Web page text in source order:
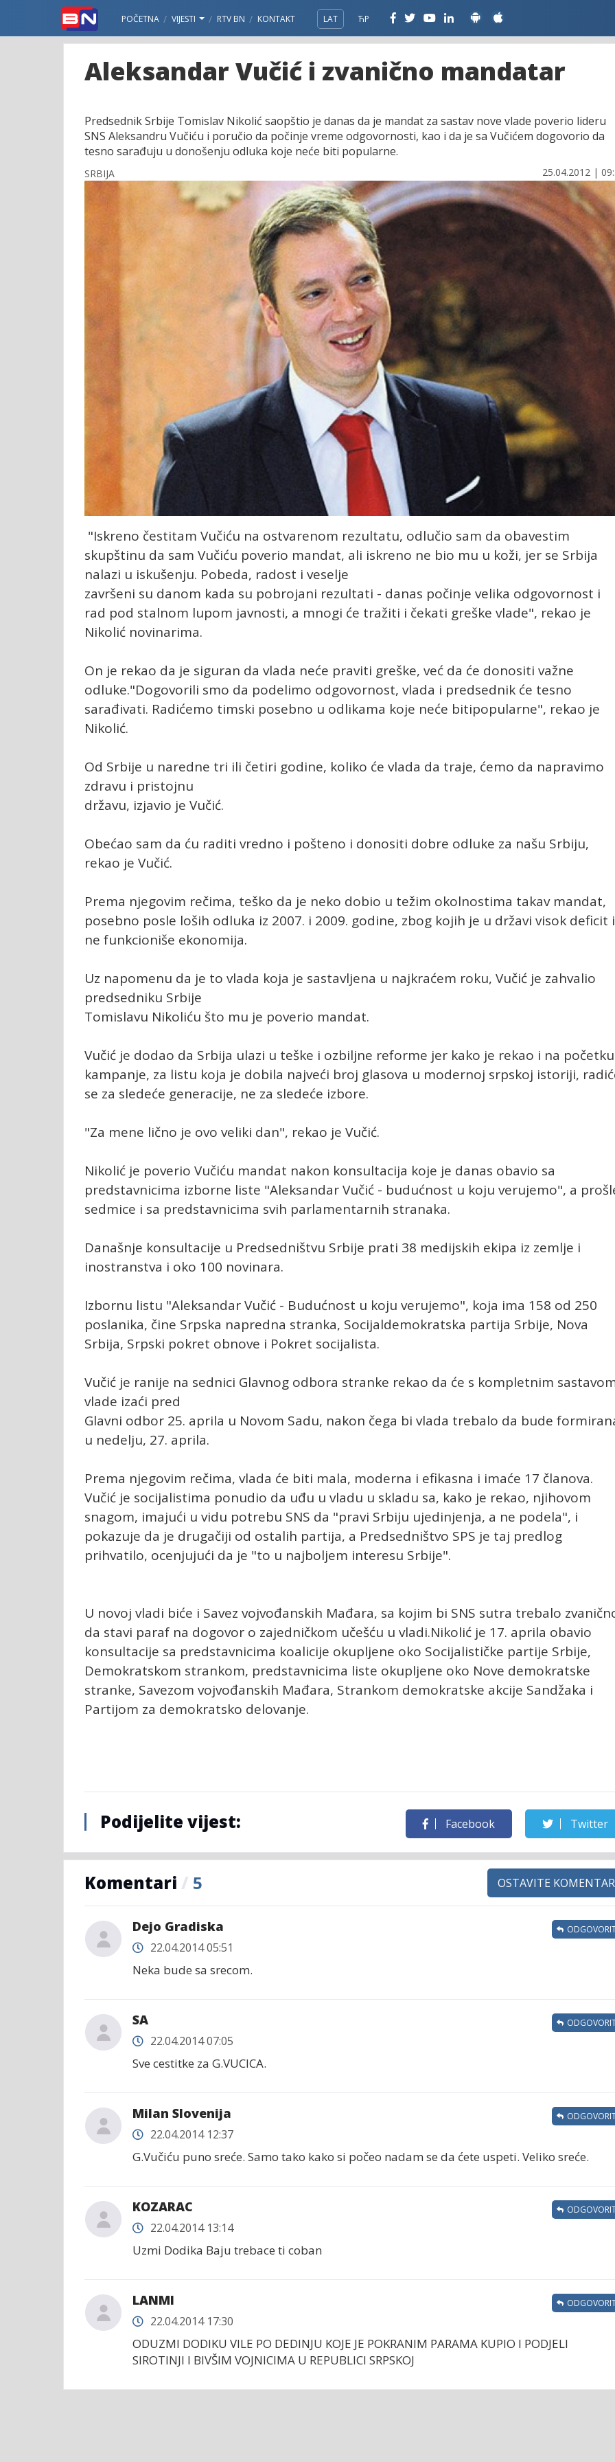
POČETNA VIJESTI RTV BN KONTAKT LAT ЋР
Aleksandar Vučić i zvanično mandatar
Predsednik Srbije Tomislav Nikolić saopštio je danas da je mandat za sastav nove vlade poverio lideru
SNS Aleksandru Vučiću i poručio da počinje vreme odgovornosti, kao i da je sa Vučićem dogovorio da
tesno sarađuju u donošenju odluka koje neće biti popularne.
SRBIJA 25.04.2012 |
"Iskreno čestitam Vučiću na ostvarenom rezultatu, odlučio sam da obavestim
skupštinu da sam Vučiću poverio mandat, ali iskreno ne bio mu u koži, jer se Srbija
nalazi u iskušenju. Pobeda, radost i veselje
završeni su danom kada su pobrojani rezultati - danas počinje velika odgovornost i
rad pod stalnom lupom javnosti, a mnogi će tražiti i čekati greške vlade", rekao je
Nikolić novinarima.
On je rekao da je siguran da vlada neće praviti greške, već da će donositi važne
odluke."Dogovorili smo da podelimo odgovornost, vlada i predsednik će tesno
sarađivati. Radićemo timski posebno u odlikama koje neće bitipopularne", rekao je
Nikolić.
Od Srbije u naredne tri ili četiri godine, koliko će vlada da traje, ćemo da napravimo
zdravu i pristojnu
državu, izjavio je Vučić.
Obećao sam da ću raditi vredno i pošteno i donositi dobre odluke za našu Srbiju,
rekao je Vučić.
Prema njegovim rečima, teško da je neko dobio u težim okolnostima takav mandat,
posebno posle loših odluka iz 2007. i 2009. godine, zbog kojih je u državi visok deficit i
ne funkcioniše ekonomija.
Uz napomenu da je to vlada koja je sastavljena u najkraćem roku, Vučić je zahvalio
predsedniku Srbije
Tomislavu Nikoliću što mu je poverio mandat.
Vučić je dodao da Srbija ulazi u teške i ozbiljne reforme jer kako je rekao i na početku
kampanje, za listu koja je dobila najveći broj glasova u modernoj srpskoj istoriji,
se za sledeće generacije, ne za sledeće izbore.
"Za mene lično je ovo veliki dan", rekao je Vučić.
Nikolić je poverio Vučiću mandat nakon konsultacija koje je danas obavio sa
predstavnicima izborne liste "Aleksandar Vučić - budućnost u koju verujemo", a
sedmice i sa predstavnicima svih parlamentarnih stranaka.
Današnje konsultacije u Predsedništvu Srbije prati 38 medijskih ekipa iz zemlje i
inostranstva i oko 100 novinara.
Izbornu listu "Aleksandar Vučić - Budućnost u koju verujemo", koja ima 158 od 250
poslanika, čine Srpska napredna stranka, Socijaldemokratska partija Srbije, Nova
Srbija, Srpski pokret obnove i Pokret socijalista.
Vučić je ranije na sednici Glavnog odbora stranke rekao da će s kompletnim
vlade izaći pred
Glavni odbor 25. aprila u Novom Sadu, nakon čega bi vlada trebalo da bude
u nedelju, 27. aprila.
Prema njegovim rečima, vlada će biti mala, moderna i efikasna i imaće 17 članova.
Vučić je socijalistima ponudio da uđu u vladu u skladu sa, kako je rekao, njihovom
snagom, imajući u vidu potrebu SNS da "pravi Srbiju ujedinjenja, a ne podela", i
pokazuje da je drugačiji od ostalih partija, a Predsedništvo SPS je taj predlog
prihvatilo, ocenjujući da je "to u najboljem interesu Srbije".
U novoj vladi biće i Savez vojvođanskih Mađara, sa kojim bi SNS sutra trebalo
da stavi paraf na dogovor o zajedničkom učešću u vladi.Nikolić je 17. aprila obavio
konsultacije sa predstavnicima koalicije okupljene oko Socijalističke partije Srbije,
Demokratskom strankom, predstavnicima liste okupljene oko Nove demokratske
stranke, Savezom vojvođanskih Mađara, Strankom demokratske akcije Sandžaka i
Partijom za demokratsko delovanje.
Podijelite vijest: Facebook Twitter
Komentari / 5 OSTAVITE KOMENTAR
Dejo Gradiska
22.04.2014 05:51
Neka bude sa srecom.
SA
22.04.2014 07:05
Sve cestitke za G.VUCICA.
Milan Slovenija
22.04.2014 12:37
G.Vučiću puno sreće. Samo tako kako si počeo nadam se da ćete uspeti. Veliko sreće.
KOZARAC
22.04.2014 13:14
Uzmi Dodika Baju trebace ti coban
LANMI
22.04.2014 17:30
ODUZMI DODIKU VILE PO DEDINJU KOJE JE POKRANIM PARAMA KUPIO I PODJELI
SIROTINJI I BIVŠIM VOJNICIMA U REPUBLICI SRPSKOJ